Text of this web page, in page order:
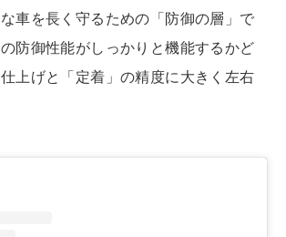
車を長く守るための「防御の層」で
防御性能がしっかりと機能するかど
上げと「定着」の精度に大きく左右